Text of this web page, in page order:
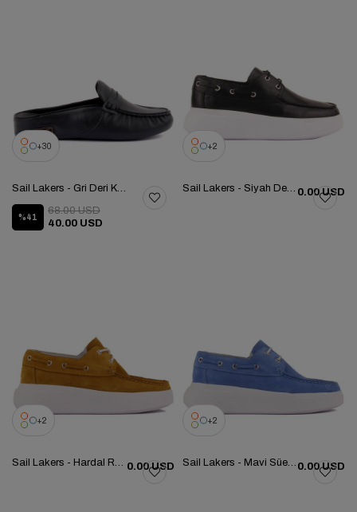
30
Sail Lakers - Gri Deri Kadın Ev Terliği 109-560-B
%41
40.00 USD
68.00 USD
2
Sail Lakers - Siyah Deri Bağcıklı Kadın Günlük Ayakkabı 104-5056-E233 0.00 USD
2
Sail Lakers - Hardal Renk Süet Deri Bağcıklı Kadın Günlük Ayakkabı 104-5056-E233 0.00 USD
2
Sail Lakers - Mavi Süet Deri Bağcıklı Kadın Günlük Ayakkabı 104-5056-E233 0.00 USD